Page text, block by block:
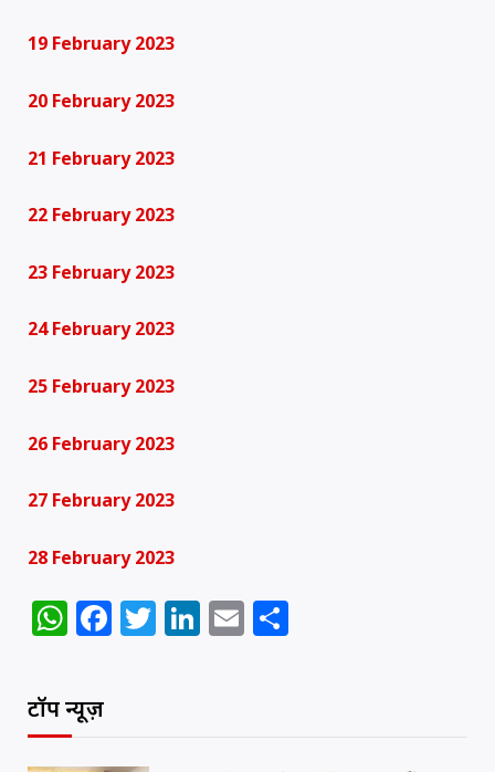
19 February 2023
20 February 2023
21 February 2023
22 February 2023
23 February 2023
24 February 2023
25 February 2023
26 February 2023
27 February 2023
28 February 2023
WhatsApp
Facebook
Twitter
LinkedIn
Email
टॉप न्यूज़